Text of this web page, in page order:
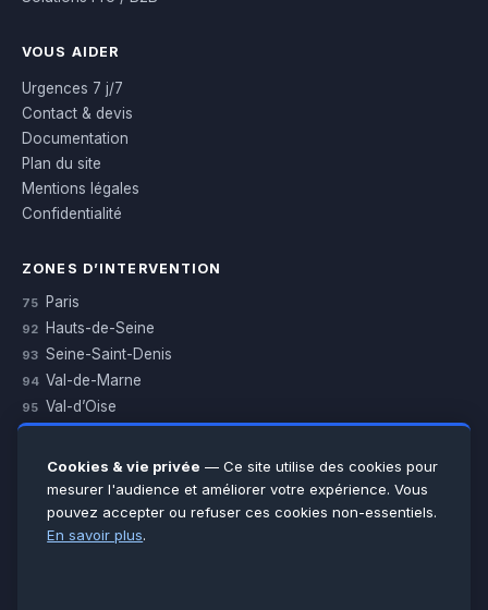
VOUS AIDER
Urgences 7 j/7
Contact & devis
Documentation
Plan du site
Mentions légales
Confidentialité
ZONES D’INTERVENTION
75 Paris
92 Hauts-de-Seine
93 Seine-Saint-Denis
94 Val-de-Marne
95 Val-d’Oise
Essonne
Seine-et-Marne
Voir toutes les villes →
Cookies & vie privée — Ce site utilise des cookies pour
mesurer l'audience et améliorer votre expérience. Vous
pouvez accepter ou refuser ces cookies non-essentiels.
En savoir plus.